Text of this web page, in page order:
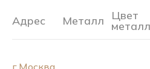
Адрес Металл Цвет